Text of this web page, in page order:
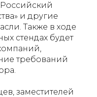
и другие
Также в ходе
стендах будет
требований
заместителей